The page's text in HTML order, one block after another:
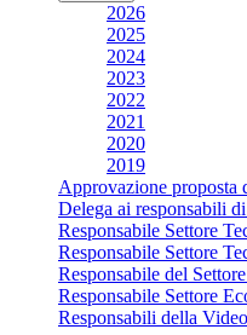
2026
2025
2024
2023
2022
2021
2020
2019
Approvazione proposta
Delega ai responsabili
Responsabile Settore
Responsabile Settore
Responsabile del
Responsabile Settore
Responsabili della